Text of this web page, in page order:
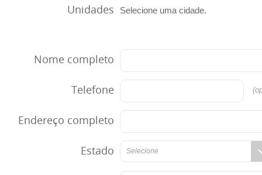
Unidades Selecione uma cidade.
Nome completo
Telefone
Endereço completo
Estado Selecione